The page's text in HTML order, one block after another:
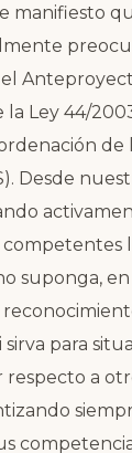
manifiesto
Ley 44/
de
Desde
competentes
suponga,
para
respecto a